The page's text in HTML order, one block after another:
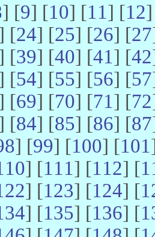
] [9] [10] [11] [12
[24] [25] [26] [27
[39] [40] [41] [42
[54] [55] [56] [57
[69] [70] [71] [72
[84] [85] [86] [87
] [99] [100] [101
] [111] [112] [
] [123] [124] [
] [135] [136] [